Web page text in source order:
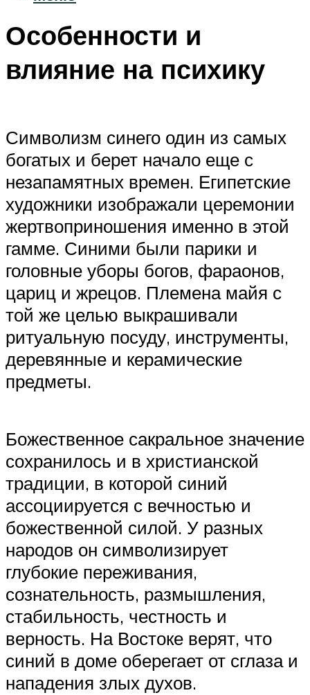
Особенности и
влияние на психику
Символизм синего один из самых
богатых и берет начало еще с
незапамятных времен. Египетские
художники изображали церемонии
жертвоприношения именно в этой
гамме. Синими были парики и
головные уборы богов, фараонов,
цариц и жрецов. Племена майя с
той же целью выкрашивали
ритуальную посуду, инструменты,
деревянные и керамические
предметы.
Божественное сакральное значение
сохранилось и в христианской
традиции, в которой синий
ассоциируется с вечностью и
божественной силой. У разных
народов он символизирует
глубокие переживания,
сознательность, размышления,
стабильность, честность и
верность. На Востоке верят, что
синий в доме оберегает от сглаза и
нападения злых духов.